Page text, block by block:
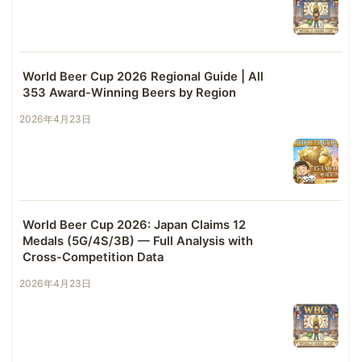
World Beer Cup 2026 Regional Guide | All
353 Award-Winning Beers by Region
2026年4月23日
World Beer Cup 2026: Japan Claims 12
Medals (5G/4S/3B) — Full Analysis with
Cross-Competition Data
2026年4月23日